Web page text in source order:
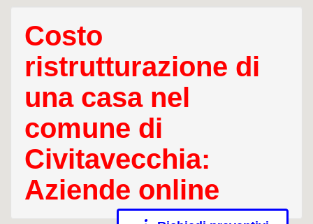
Costo
ristrutturazione di
una casa nel
comune di
Civitavecchia:
Aziende online